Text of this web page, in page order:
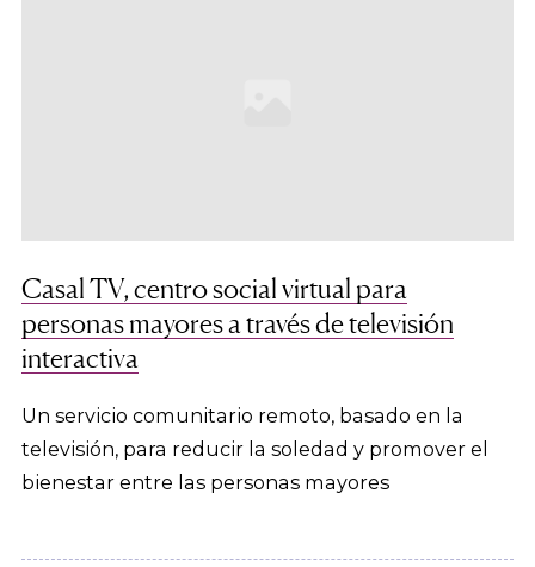
Casal TV, centro social virtual para
personas mayores a través de televisión
interactiva
Un servicio comunitario remoto, basado en la
televisión, para reducir la soledad y promover el
bienestar entre las personas mayores